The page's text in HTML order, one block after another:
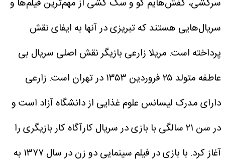
سرکشی، کفش‌هایم کو و سگ کشی از مهم‌ترین فیلم‌ها و
سریال‌هایی هستند که تبریزی در آنها به ایفای نقش
پرداخته است. مریلا زارعی بازیگر نقش اصلی سریال بی
عاطفه متولد ۲۵ فروردین ۱۳۵۳ در تهران است. زارعی
دارای مدرک لیسانس علوم غذایی از دانشگاه آزاد است و
در سن ۲۱ سالگی با بازی در سریال کارآگاه کار بازیگری را
آغاز کرد. با بازی در فیلم سینمایی دو زن در سال ۱۳۷۷ به